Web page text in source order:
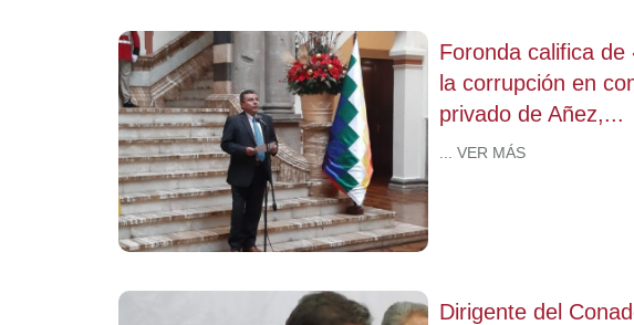
Foronda califica
la corrupción en
privado de Añez,...
... VER MÁS
Dirigente del